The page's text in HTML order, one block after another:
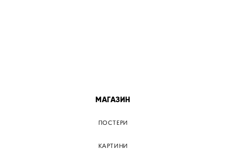
МАГАЗИН
ПОСТЕРИ
КАРТИНИ